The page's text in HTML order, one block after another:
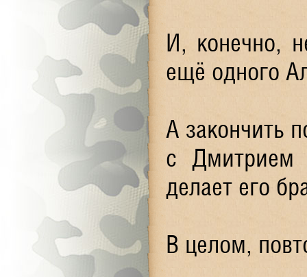
И, конечно,
ещё одного
А закончить
с Дмитрием
делает его
В целом,